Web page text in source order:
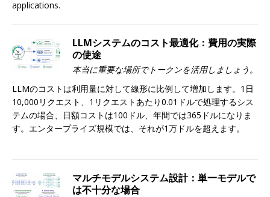
applications.
LLMシステムのコスト最適化：費用の実際
の使途
本当に重要な場所でトークンを活用しましょう。
LLMのコストは利用量に対して線形に比例して増加します。1日
10,000リクエスト、1リクエストあたり0.01ドルで処理するシス
テムの場合、日額コストは100ドル、年間では365ドルになりま
す。エンタープライズ規模では、それが1万ドルを超えます。
マルチモデルシステム設計：単一モデルで
は不十分な場合